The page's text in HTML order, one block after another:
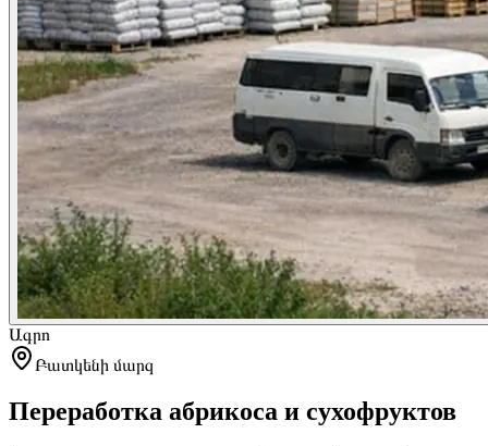
Ագրո
Բատկենի մարզ
Переработка абрикоса и сухофруктов